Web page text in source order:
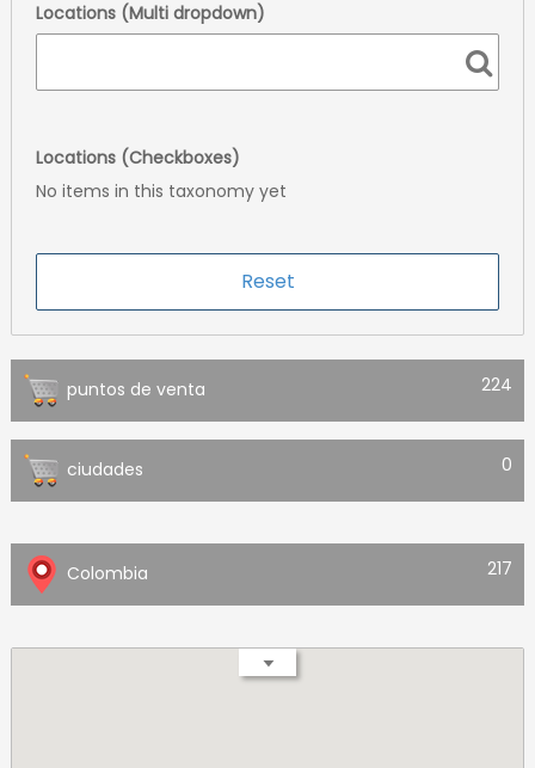
Locations (Multi dropdown)
Locations (Checkboxes)
No items in this taxonomy yet
puntos de venta 224
ciudades 0
Colombia 217